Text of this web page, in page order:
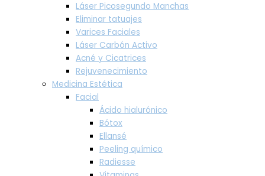
Láser Picosegundo Manchas
Eliminar tatuajes
Varices Faciales
Láser Carbón Activo
Acné y Cicatrices
Rejuvenecimiento
Medicina Estética
Facial
Ácido hialurónico
Bótox
Ellansé
Peeling químico
Radiesse